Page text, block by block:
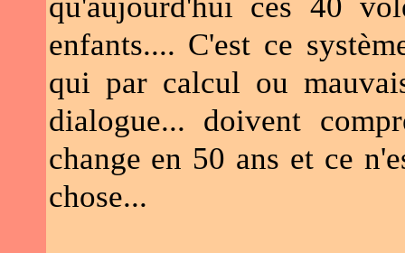
enfants.... C'est ce
qui par calcul ou
dialogue... doivent
change en 50 ans et ce
chose...